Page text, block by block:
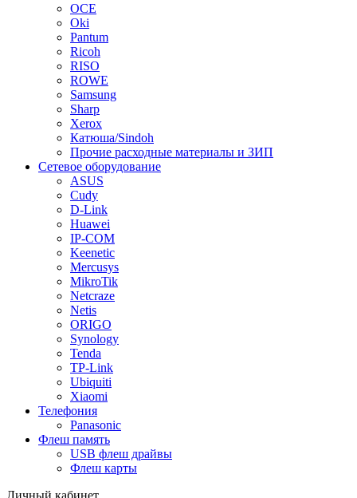
OCE
Oki
Pantum
Ricoh
RISO
ROWE
Samsung
Sharp
Xerox
Катюша/Sindoh
Прочие расходные материалы и ЗИП
Сетевое оборудование
ASUS
Cudy
D-Link
Huawei
IP-COM
Keenetic
Mercusys
MikroTik
Netcraze
Netis
ORIGO
Synology
Tenda
TP-Link
Ubiquiti
Xiaomi
Телефония
Panasonic
Флеш память
USB флеш драйвы
Флеш карты
Личный кабинет